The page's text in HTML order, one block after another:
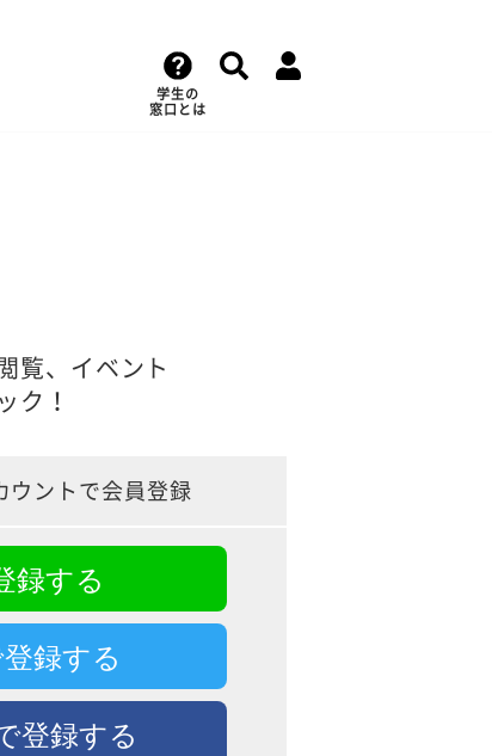
学生の
窓口とは
覧、イベント
ク！
ウントで会員登録
録する
録する
登録する